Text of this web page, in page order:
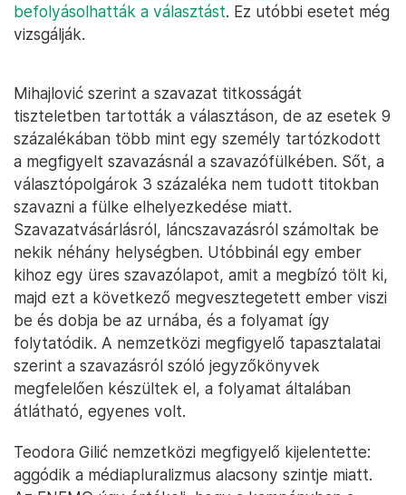
befolyásolhatták a választást. Ez utóbbi esetet még
vizsgálják.
Mihajlović szerint a szavazat titkosságát
tiszteletben tartották a választáson, de az esetek 9
százalékában több mint egy személy tartózkodott
a megfigyelt szavazásnál a szavazófülkében. Sőt, a
választópolgárok 3 százaléka nem tudott titokban
szavazni a fülke elhelyezkedése miatt.
Szavazatvásárlásról, láncszavazásról számoltak be
nekik néhány helységben. Utóbbinál egy ember
kihoz egy üres szavazólapot, amit a megbízó tölt ki,
majd ezt a következő megvesztegetett ember viszi
be és dobja be az urnába, és a folyamat így
folytatódik. A nemzetközi megfigyelő tapasztalatai
szerint a szavazásról szóló jegyzőkönyvek
megfelelően készültek el, a folyamat általában
átlátható, egyenes volt.
Teodora Gilić nemzetközi megfigyelő kijelentette:
aggódik a médiapluralizmus alacsony szintje miatt.